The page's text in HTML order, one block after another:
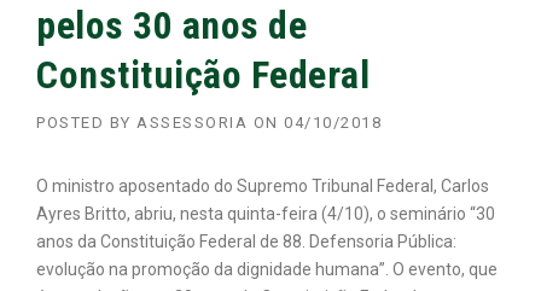
pelos 30 anos de
Constituição Federal
POSTED BY ASSESSORIA ON 04/10/2018
O ministro aposentado do Supremo Tribunal Federal, Carlos
Ayres Britto, abriu, nesta quinta-feira (4/10), o seminário “30
anos da Constituição Federal de 88. Defensoria Pública:
evolução na promoção da dignidade humana”. O evento, que